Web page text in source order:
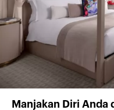
Manjakan Diri Anda